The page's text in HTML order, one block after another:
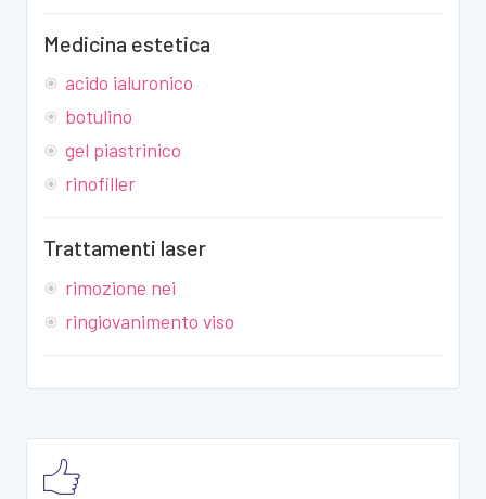
Medicina estetica
acido ialuronico
botulino
gel piastrinico
rinofiller
Trattamenti laser
rimozione nei
ringiovanimento viso